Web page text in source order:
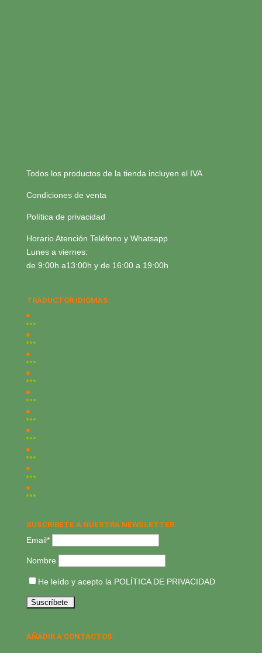
Todos los productos de la tienda incluyen el IVA
Condiciones de venta
Política de privacidad
Horario Atención Teléfono y Whatsapp
Lunes a viernes:
de 9:00h a13:00h y de 16:00 a 19:00h
TRADUCTOR IDIOMAS:
SUSCRÍBETE A NUESTRA NEWSLETTER:
Email*
Nombre
He leído y acepto la POLÍTICA DE PRIVACIDAD
AÑADIR A CONTACTOS: